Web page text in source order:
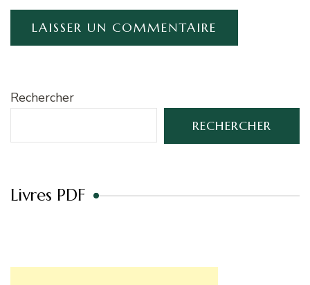
Rechercher
RECHERCHER
Livres PDF